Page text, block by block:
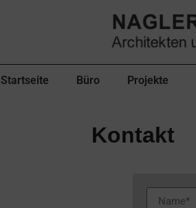
Startseite Büro Projekte
Kontakt